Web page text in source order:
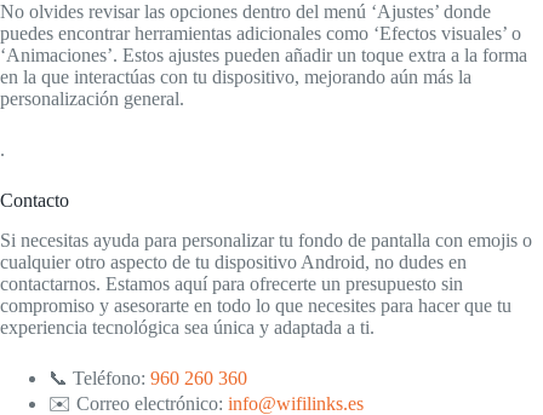
No olvides revisar las opciones dentro del menú ‘Ajustes’ donde
puedes encontrar herramientas adicionales como ‘Efectos visuales’ o
‘Animaciones’. Estos ajustes pueden añadir un toque extra a la forma
en la que interactúas con tu dispositivo, mejorando aún más la
personalización general.
.
Contacto
Si necesitas ayuda para personalizar tu fondo de pantalla con emojis o
cualquier otro aspecto de tu dispositivo Android, no dudes en
contactarnos. Estamos aquí para ofrecerte un presupuesto sin
compromiso y asesorarte en todo lo que necesites para hacer que tu
experiencia tecnológica sea única y adaptada a ti.
📞 Teléfono: 960 260 360
✉️ Correo electrónico: info@wifilinks.es